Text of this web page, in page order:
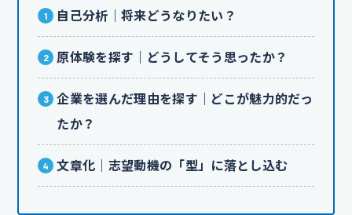
自己分析｜将来どうなりたい？
原体験を探す｜どうしてそう思ったか？
企業を選んだ理由を探す｜どこが魅力的だっ
たか？
文章化｜志望動機の「型」に落とし込む